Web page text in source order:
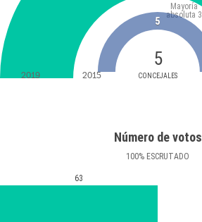
5
CONCEJALES
Mayoría
absoluta 3
5
2019 2015
Número de votos
100% ESCRUTADO
63